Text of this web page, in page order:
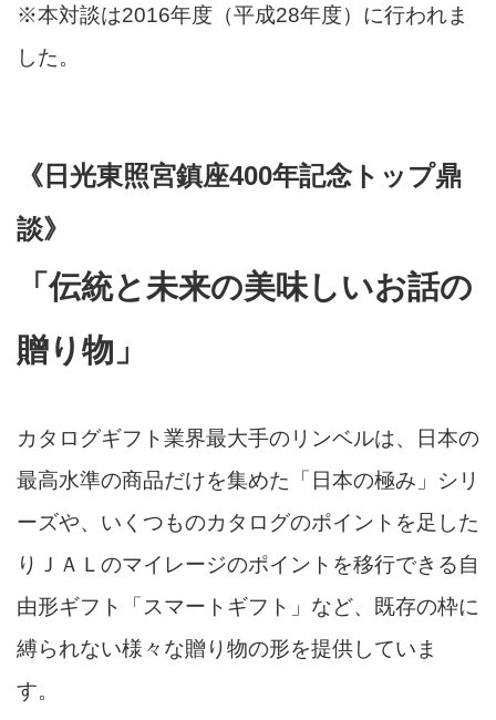
※本対談は2016年度（平成28年度）に行われま
した。
《日光東照宮鎮座400年記念トップ鼎
談》
「伝統と未来の美味しいお話の
贈り物」
カタログギフト業界最大手のリンベルは、日本の
最高水準の商品だけを集めた「日本の極み」シリ
ーズや、いくつものカタログのポイントを足した
りＪＡＬのマイレージのポイントを移行できる自
由形ギフト「スマートギフト」など、既存の枠に
縛られない様々な贈り物の形を提供していま
す。